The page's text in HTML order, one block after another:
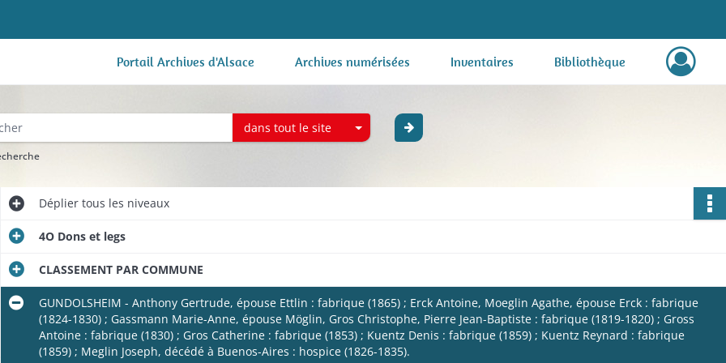
Portail Archives d'Alsace Archives numérisées Inventaires Bibliothèque
dans tout le site
Dépliertous les niveaux
4O Dons et legs
CLASSEMENT PAR COMMUNE
GUNDOLSHEIM - Anthony Gertrude, épouse Ettlin : fabrique (1865) ; Erck Antoine, Moeglin Agathe, épouse Erck : fabrique
(1824-1830) ; Gassmann Marie-Anne, épouse Möglin, Gros Christophe, Pierre Jean-Baptiste : fabrique (1819-1820) ; Gross
Antoine : fabrique (1830) ; Gros Catherine : fabrique (1853) ; Kuentz Denis : fabrique (1859) ; Kuentz Reynard : fabrique
(1859) ; Meglin Joseph, décédé à Buenos-Aires : hospice (1826-1835).